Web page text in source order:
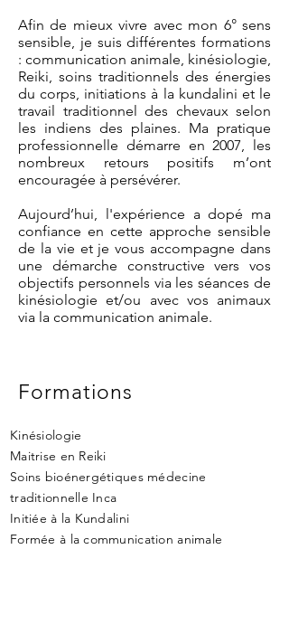
Afin de mieux vivre avec mon 6° sens
sensible, je suis différentes formations
: communication animale, kinésiologie,
Reiki, soins traditionnels des énergies
du corps, initiations à la kundalini et le
travail traditionnel des chevaux selon
les indiens des plaines. Ma pratique
professionnelle démarre en 2007, les
nombreux retours positifs m’ont
encouragée à persévérer.
Aujourd’hui, l'expérience a dopé ma
confiance en cette approche sensible
de la vie et je vous accompagne dans
une démarche constructive vers vos
objectifs personnels via les séances de
kinésiologie et/ou avec vos animaux
via la communication animale.
Formations
Kinésiologie
Maitrise en Reiki
Soins bioénergétiques médecine
traditionnelle Inca
Initiée à la Kundalini
Formée à la communication animale